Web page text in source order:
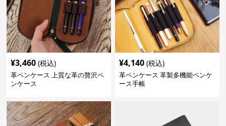
¥3,460 (税込)
革ペンケース 上質な革の贅沢ペ
ンケース
¥4,140 (税込)
革ペンケース 革製多機能ペンケ
ース手帳